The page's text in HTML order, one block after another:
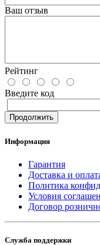
Ваш отзыв
Рейтинг
Введите код
Продолжить
Информация
Гарантия
Доставка и
Политика
Условия
Договор
Служба поддержки